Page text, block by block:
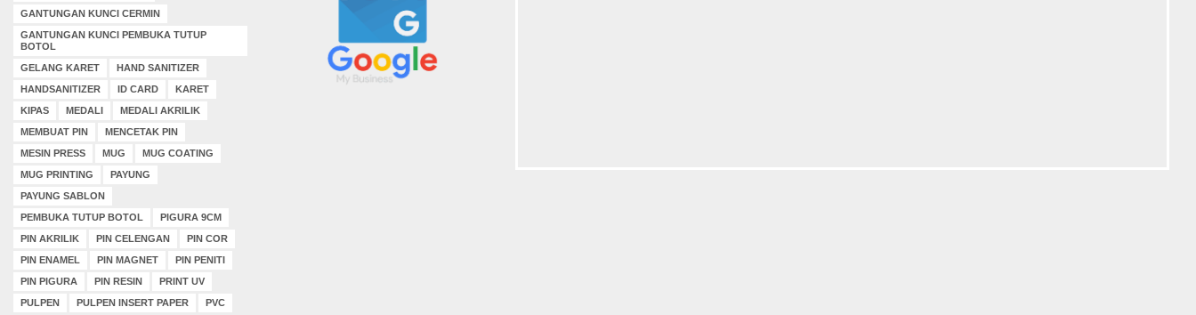
GANTUNGAN KUNCI CERMIN
GANTUNGAN KUNCI PEMBUKA TUTUP
BOTOL
GELANG KARET
HAND SANITIZER
HANDSANITIZER
ID CARD
KARET
KIPAS
MEDALI
MEDALI AKRILIK
MEMBUAT PIN
MENCETAK PIN
MESIN PRESS
MUG
MUG COATING
MUG PRINTING
PAYUNG
PAYUNG SABLON
PEMBUKA TUTUP BOTOL
PIGURA 9CM
PIN AKRILIK
PIN CELENGAN
PIN COR
PIN ENAMEL
PIN MAGNET
PIN PENITI
PIN PIGURA
PIN RESIN
PRINT UV
PULPEN
PULPEN INSERT PAPER PVC